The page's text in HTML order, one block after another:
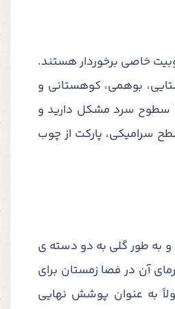
خاصی برخوردار هستند.
بوهمی، کوهستانی و
سطوح سرد مشکل دارید و
سرامیکی، پارکت از چوب
و به طور گلی به دو دسته ی
آن در فصا زمستان برای
به عنوان پوشش نهایی